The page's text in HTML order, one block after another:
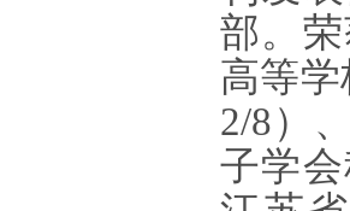
部。
高等
2/8）
子学